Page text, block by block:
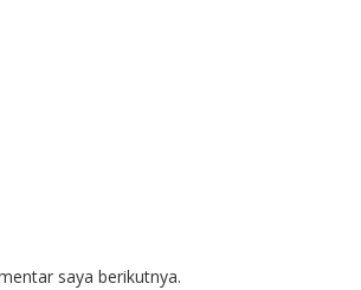
saya berikutnya.